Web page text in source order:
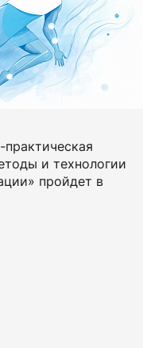
и технологии
пройдет в